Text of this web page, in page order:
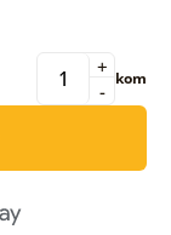
-
+ kom